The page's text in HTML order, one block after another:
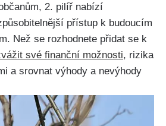
2. pilíř nabízí
přístup k budoucím
Než se rozhodnete přidat se k
své finanční možnosti, rizika
a srovnat výhody a nevýhody